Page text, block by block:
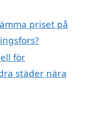
priset på
för
städer nära